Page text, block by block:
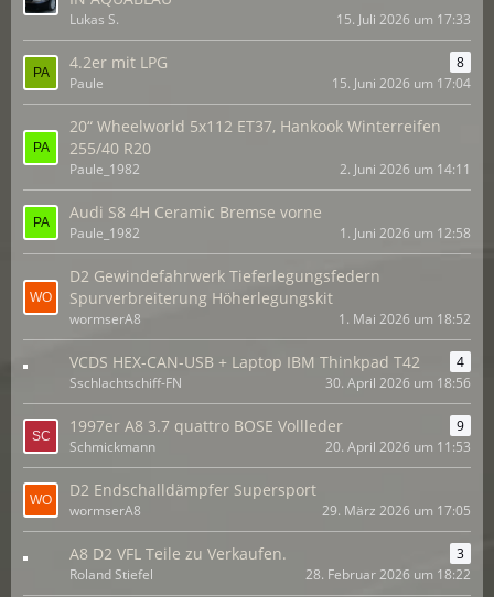
Lukas S. 15. Juli 2026 um 17:33
4.2er mit LPG
8
Paule
15. Juni 2026 um 17:04
20“ Wheelworld 5x112 ET37, Hankook Winterreifen
255/40 R20
Paule_1982 2. Juni 2026 um 14:11
Audi S8 4H Ceramic Bremse vorne
Paule_1982 1. Juni 2026 um 12:58
D2 Gewindefahrwerk Tieferlegungsfedern
Spurverbreiterung Höherlegungskit
wormserA8 1. Mai 2026 um 18:52
VCDS HEX-CAN-USB + Laptop IBM Thinkpad T42
4
Sschlachtschiff-FN
30. April 2026 um 18:56
1997er A8 3.7 quattro BOSE Vollleder
9
Schmickmann
20. April 2026 um 11:53
D2 Endschalldämpfer Supersport
wormserA8 29. März 2026 um 17:05
A8 D2 VFL Teile zu Verkaufen.
3
Roland Stiefel
28. Februar 2026 um 18:22